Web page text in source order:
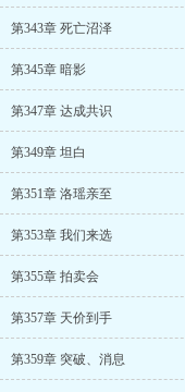
第343章 死亡沼泽
第345章 暗影
第347章 达成共识
第349章 坦白
第351章 洛瑶亲至
第353章 我们来选
第355章 拍卖会
第357章 天价到手
第359章 突破、消息